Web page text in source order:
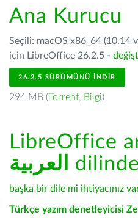
Ana Kurucu
Seçili: macOS x86_64 (10.14
için LibreOffice 26.2.5 -
26.2.5 SÜRÜMÜNÜ İNDIR
294 MB (Torrent, Bilgi)
LibreOffice
العربية
başka bir dile mi ihtiyacınız
Türkçe yazım denetleyicisi